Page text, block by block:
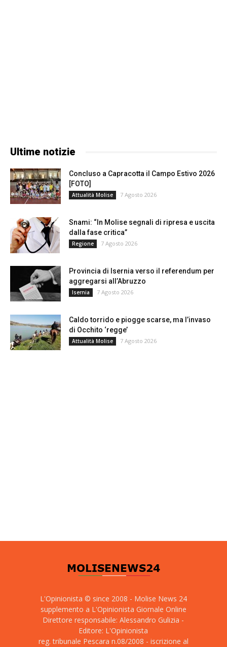
Ultime notizie
Concluso a Capracotta il Campo Estivo 2026
[FOTO]
Attualità Molise 7 Agosto 2026
Snami: “In Molise segnali di ripresa e uscita
dalla fase critica”
Regione 7 Agosto 2026
Provincia di Isernia verso il referendum per
aggregarsi all’Abruzzo
Isernia 7 Agosto 2026
Caldo torrido e piogge scarse, ma l’invaso
di Occhito ‘regge’
Attualità Molise 7 Agosto 2026
L'Opinionista © since 2008 - Molise News 24
supplemento a L'Opinionista Giornale Online
Direttore responsabile: Alessandro Gulizia -
Editore: L'Opinionista
reg. tribunale Pescara n.08/2008 - iscrizione al